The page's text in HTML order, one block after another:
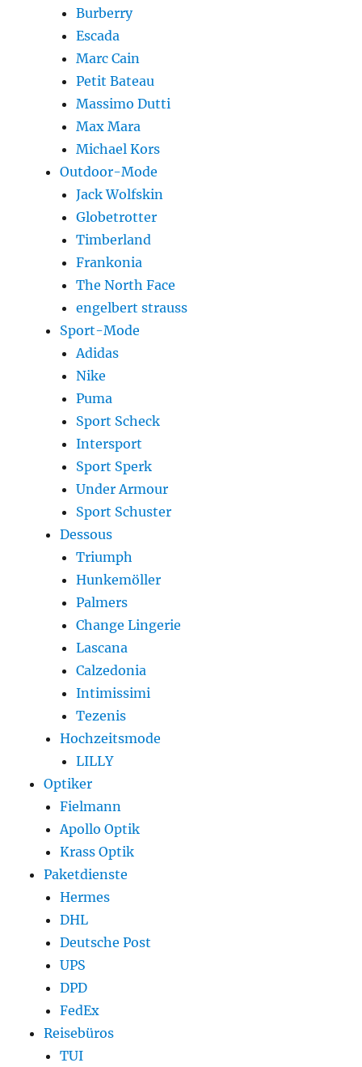
Burberry
Escada
Marc Cain
Petit Bateau
Massimo Dutti
Max Mara
Michael Kors
Outdoor-Mode
Jack Wolfskin
Globetrotter
Timberland
Frankonia
The North Face
engelbert strauss
Sport-Mode
Adidas
Nike
Puma
Sport Scheck
Intersport
Sport Sperk
Under Armour
Sport Schuster
Dessous
Triumph
Hunkemöller
Palmers
Change Lingerie
Lascana
Calzedonia
Intimissimi
Tezenis
Hochzeitsmode
LILLY
Optiker
Fielmann
Apollo Optik
Krass Optik
Paketdienste
Hermes
DHL
Deutsche Post
UPS
DPD
FedEx
Reisebüros
TUI